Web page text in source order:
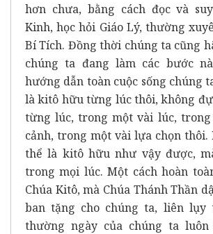
hơn chưa, bằng cách đọc và
Kinh, học hỏi Giáo Lý, thường
Bí Tích. Đồng thời chúng ta cũng
chúng ta đang làm các bước
hướng dẫn toàn cuộc sống chúng
là kitô hữu từng lúc thôi, không
từng lúc, trong một vài lúc,
cảnh, trong một vài lựa chọn thôi.
thể là kitô hữu như vậy được,
trong mọi lúc. Một cách hoàn
Chúa Kitô, mà Chúa Thánh Thần
ban tặng cho chúng ta, liên lụy
thường ngày của chúng ta